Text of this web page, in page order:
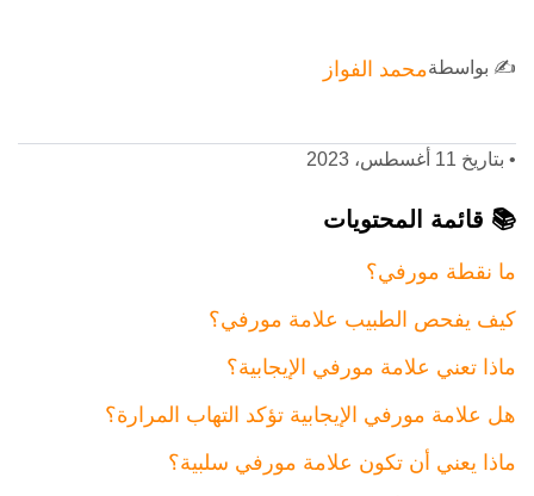
✍️ بواسطةمحمد الفواز
• بتاريخ 11 أغسطس، 2023
📚 قائمة المحتويات
ما نقطة مورفي؟
كيف يفحص الطبيب علامة مورفي؟
ماذا تعني علامة مورفي الإيجابية؟
هل علامة مورفي الإيجابية تؤكد التهاب المرارة؟
ماذا يعني أن تكون علامة مورفي سلبية؟